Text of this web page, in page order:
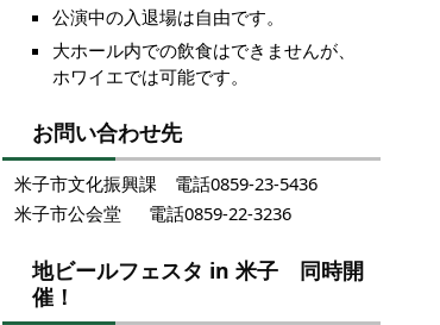
公演中の入退場は自由です。
大ホール内での飲食はできませんが、
ホワイエでは可能です。
お問い合わせ先
米子市文化振興課 電話0859-23-5436
米子市公会堂 電話0859-22-3236
地ビールフェスタ in 米子 同時開
催！